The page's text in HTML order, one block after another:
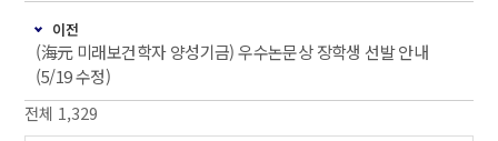
이전
(海元 미래보건학자 양성기금) 우수논문상 장학생 선발 안내
(5/19 수정)
전체 1,329